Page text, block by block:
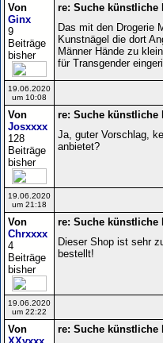
Von
Ginx
9
Beiträge
bisher
re: Suche künstliche
Das mit den Drogerie
Kunstnägel die dort
Männer Hände zu
für Transgender
19.06.2020
um 10:08
Von
Josxxxx
128
Beiträge
bisher
re: Suche künstliche
Ja, guter Vorschlag,
anbietet?
19.06.2020
um 21:18
Von
Chrxxxx
4
Beiträge
bisher
re: Suche künstliche
Dieser Shop ist sehr
bestellt!
19.06.2020
um 22:22
Von
re: Suche künstliche